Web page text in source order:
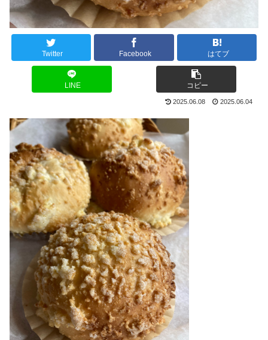
Twitter Facebook はてブ
LINE コピー
2025.06.08 2025.06.04